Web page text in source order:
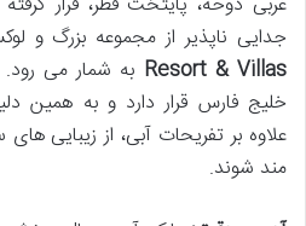
جدایی ناپذیر از مجموعه بزرگ و
Resort & Villas به شمار می
خلیج فارس قرار دارد و به همین
علاوه بر تفریحات آبی، از زیبایی
مند شوند.